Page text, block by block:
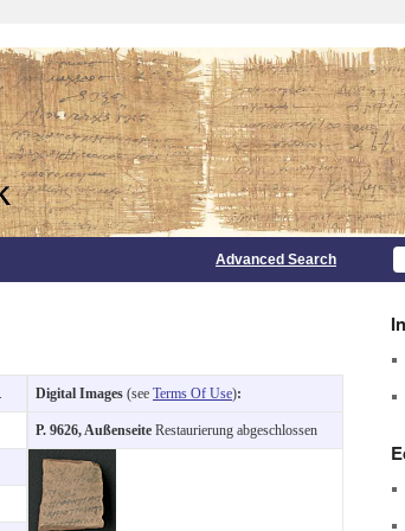
Advanced Search
Digital Images (see Terms Of Use):
P. 9626, Außenseite Restaurierung abgeschlossen